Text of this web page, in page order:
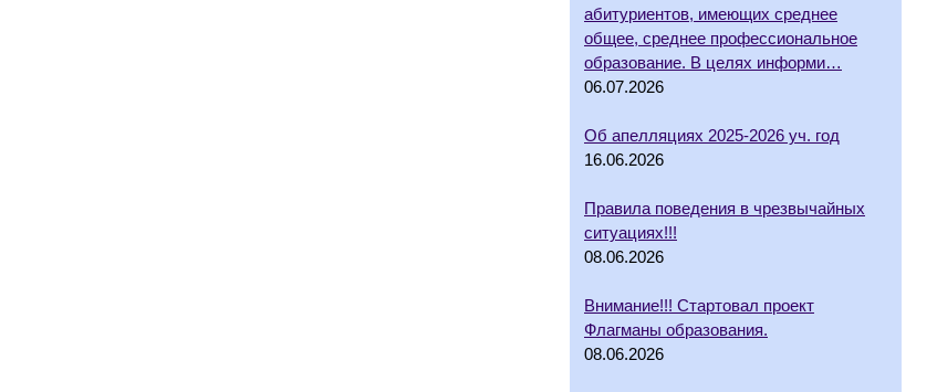
абитуриентов, имеющих среднее
общее, среднее профессиональное
образование. В целях информи…
06.07.2026
Об апелляциях 2025-2026 уч. год
16.06.2026
Правила поведения в чрезвычайных
ситуациях!!!
08.06.2026
Внимание!!! Стартовал проект
Флагманы образования.
08.06.2026